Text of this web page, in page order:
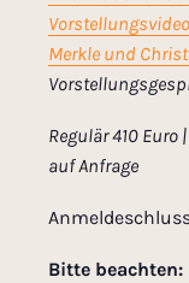
Merkle und
Regulär 410 Euro
aufAnfrage
Bitte beachten: